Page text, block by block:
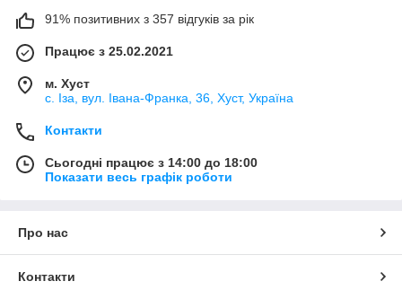
91% позитивних з 357 відгуків за рік
Працює з 25.02.2021
м. Хуст
с. Іза, вул. Івана-Франка, 36, Хуст, Україна
Контакти
Сьогодні працює з 14:00 до 18:00
Показати весь графік роботи
Про нас
Контакти